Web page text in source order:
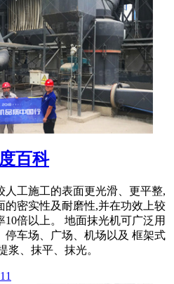
百科
人工施工的表面更光滑、更平整,
的密实性及耐磨性,并在功效上较
10倍以上。 地面抹光机可广泛用
停车场、广场、机场以及 框架式
浆、抹平、抹光。